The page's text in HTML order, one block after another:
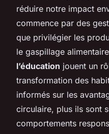
réduire notre impact
commence par des
que privilégier les
le gaspillage
l’éducation jouent un
transformation des
informés sur les
circulaire, plus ils sont
comportements